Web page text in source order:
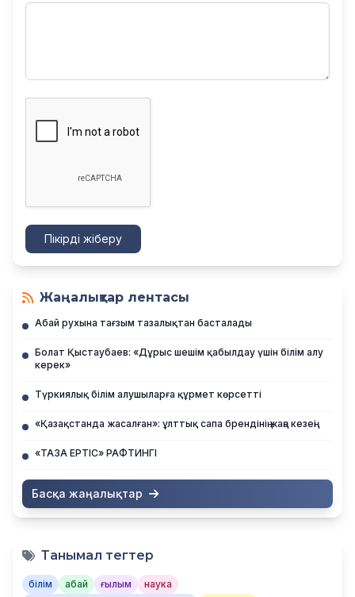
Пікірді жіберу
Жаңалықтар лентасы
Абай рухына тағзым тазалықтан басталады
Болат Қыстаубаев: «Дұрыс шешім қабылдау үшін білім алу
керек»
Түркиялық білім алушыларға құрмет көрсетті
«Қазақстанда жасалған»: ұлттық сапа брендінің жаңа кезеңі
«ТАЗА ЕРТІС» РАФТИНГІ
Басқа жаңалықтар
Танымал тегтер
білім абай ғылым
наука